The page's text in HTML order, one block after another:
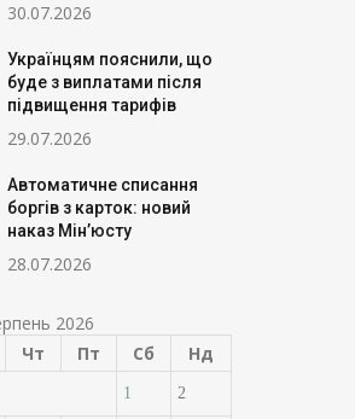
30.07.2026
Українцям пояснили, що
буде з виплатами після
підвищення тарифів
29.07.2026
Автоматичне списання
боргів з карток: новий
наказ Мін’юсту
28.07.2026
2026
Чт Пт Сб Нд
1 2